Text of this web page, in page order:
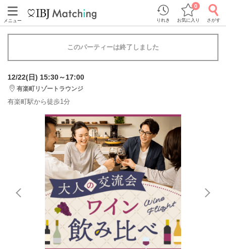
メニュー りれき お気に入り
0
さがす
このパーティーは終了しました
12/22(日) 15:30～17:00
有楽町リゾートラウンジ
有楽町駅から徒歩1分